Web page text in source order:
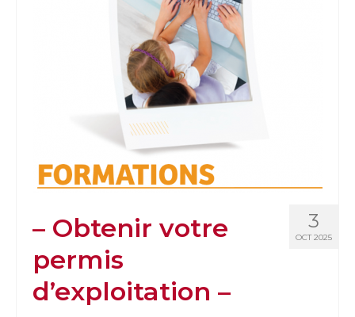
3
OCT 2025
– Obtenir votre
permis
d’exploitation –